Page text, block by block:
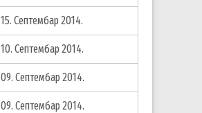
15. Септембар 2014.
10. Септембар 2014.
09. Септембар 2014.
09. Септембар 2014.